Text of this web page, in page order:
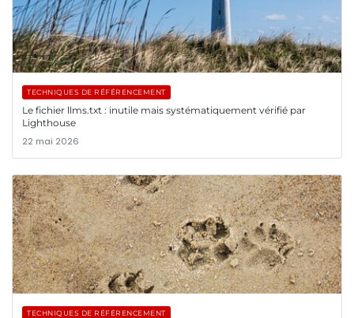
TECHNIQUES DE RÉFÉRENCEMENT
Le fichier llms.txt : inutile mais systématiquement vérifié par
Lighthouse
22 mai 2026
TECHNIQUES DE RÉFÉRENCEMENT